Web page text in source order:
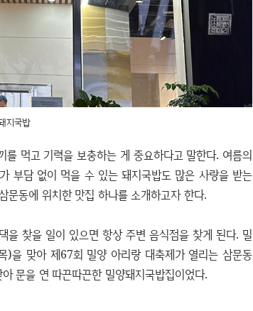
지국밥
먹고 기력을 보충하는 게 중요하다고 말한다. 여름의
부담 없이 먹을 수 있는 돼지국밥도 많은 사랑을 받는
문동에 위치한 맛집 하나를 소개하고자 한다.
을 찾을 일이 있으면 항상 주변 음식점을 찾게 된다. 밀
)을 맞아 제67회 밀양 아리랑 대축제가 열리는 삼문동
문을 연 따끈따끈한 밀양돼지국밥집이었다.